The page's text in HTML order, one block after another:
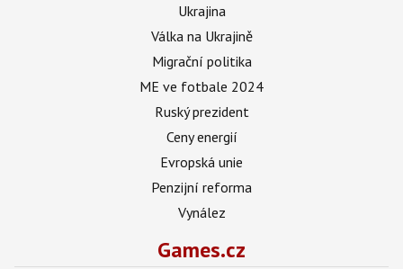
Ukrajina
Válka na Ukrajině
Migrační politika
ME ve fotbale 2024
Ruský prezident
Ceny energií
Evropská unie
Penzijní reforma
Vynález
Games.cz